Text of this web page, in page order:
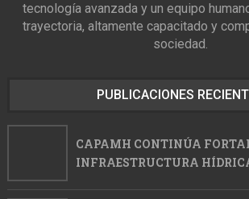
tecnología avanzada y un equipo
trayectoria, altamente capacitado y
sociedad.
PUBLICACIONES
CAPAMH CONTINÚA
INFRAESTRUCTURA